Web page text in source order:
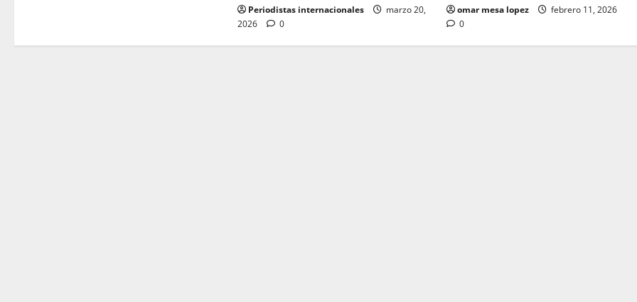
o
Periodistas internacionales
marzo 20,
2026
0
omar mesa lopez
febrero 11, 2026
0